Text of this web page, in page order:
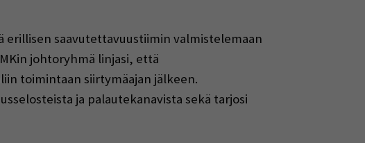
erillisen saavutettavuustiimin valmistelemaan
johtoryhmä linjasi, että
toimintaan siirtymäajan jälkeen.
ja palautekanavista sekä tarjosi